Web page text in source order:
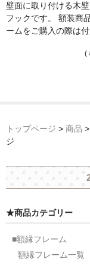
壁面に取り付ける木
フックです。 額装商
ームをご購入の際は
(
トップページ > 商品 >
ジ
★商品カテゴリー
■額縁フレーム
額縁フレーム一覧